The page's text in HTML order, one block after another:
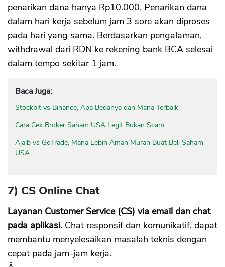
penarikan dana hanya Rp10.000. Penarikan dana
dalam hari kerja sebelum jam 3 sore akan diproses
pada hari yang sama. Berdasarkan pengalaman,
withdrawal dari RDN ke rekening bank BCA selesai
dalam tempo sekitar 1 jam.
Baca Juga:
Stockbit vs Binance, Apa Bedanya dan Mana Terbaik
Cara Cek Broker Saham USA Legit Bukan Scam
Ajaib vs GoTrade, Mana Lebih Aman Murah Buat Beli Saham
USA
7) CS Online Chat
Layanan Customer Service (CS) via email dan chat
pada aplikasi. Chat responsif dan komunikatif, dapat
membantu menyelesaikan masalah teknis dengan
cepat pada jam-jam kerja.